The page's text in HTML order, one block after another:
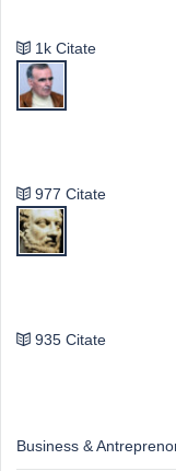
1k Citate
977 Citate
935 Citate
Business &